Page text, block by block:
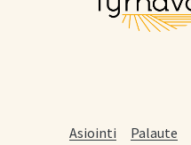
Asiointi Palaute